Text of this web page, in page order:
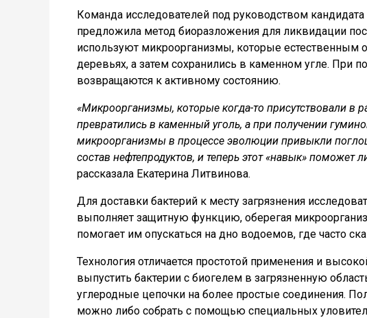
Команда исследователей под руководством
предложила метод биоразложения для ликвидации
используют микроорганизмы, которые естественным
деревьях, а затем сохранились в каменном угле. При
возвращаются к активному состоянию.
«Микроорганизмы, которые когда-то присутствовали в
превратились в каменный уголь, а при получении
микроорганизмы в процессе эволюции привыкли
состав нефтепродуктов, и теперь этот «навык» поможет
рассказала Екатерина Литвинова.
Для доставки бактерий к месту загрязнения
выполняет защитную функцию, оберегая
помогает им опускаться на дно водоемов, где часто
Технология отличается простотой применения и
выпустить бактерии с биогелем в загрязненную
углеродные цепочки на более простые соединения.
можно либо собрать с помощью специальных